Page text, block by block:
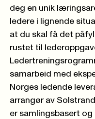
deg en unik
ledere i lignende
at du skal få det
rustet til
leder
samarbeid med
Norges ledende
arrangør av
er samlingsbasert